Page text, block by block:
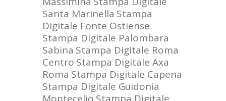
Santa Marinella Stampa
Digitale Fonte Ostiense
Stampa Digitale Palombara
Sabina Stampa Digitale Roma
Centro Stampa Digitale Axa
Roma Stampa Digitale Capena
Stampa Digitale Guidonia